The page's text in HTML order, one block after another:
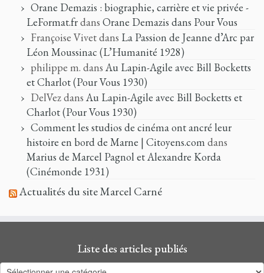
Orane Demazis : biographie, carrière et vie privée -
LeFormat.frdans Orane Demazis dans Pour Vous
Françoise Vivetdans La Passion de Jeanne d’Arc par
Léon Moussinac (L’Humanité 1928)
philippe m. dans Au Lapin-Agile avec Bill Bocketts
et Charlot (Pour Vous 1930)
DelVezdans Au Lapin-Agile avec Bill Bocketts et
Charlot (Pour Vous 1930)
Comment les studios de cinéma ont ancré leur
histoire en bord de Marne | Citoyens.comdans
Marius de Marcel Pagnol et Alexandre Korda
(Cinémonde 1931)
Actualités du site Marcel Carné
Liste des articles publiés
Liste